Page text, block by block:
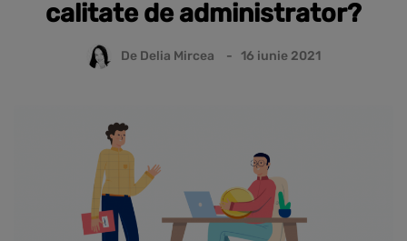
calitate de administrator?
De Delia Mircea 16 iunie 2021